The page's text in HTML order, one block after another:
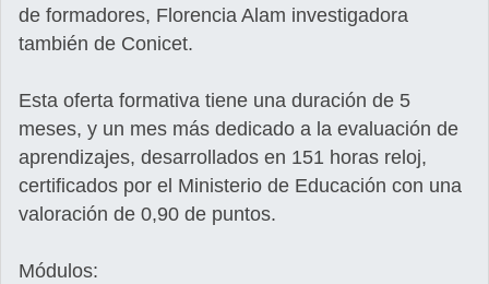
de formadores, Florencia Alam investigadora
también de Conicet.
Esta oferta formativa tiene una duración de 5
meses, y un mes más dedicado a la evaluación de
aprendizajes, desarrollados en 151 horas reloj,
certificados por el Ministerio de Educación con una
valoración de 0,90 de puntos.
Módulos: